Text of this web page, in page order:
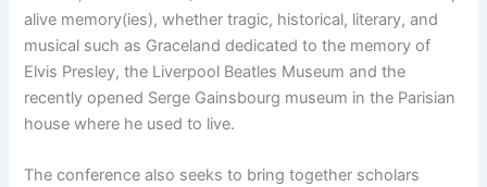
alive memory(ies), whether tragic, historical, literary, and
musical such as Graceland dedicated to the memory of
Elvis Presley, the Liverpool Beatles Museum and the
recently opened Serge Gainsbourg museum in the Parisian
house where he used to live.
The conference also seeks to bring together scholars